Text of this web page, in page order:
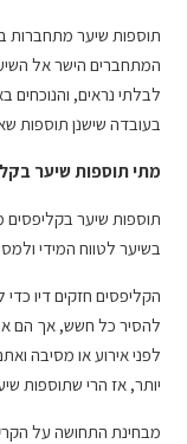
תוספות שיער מתחברות
המתחברים הישר אל
לבלתי נראים, והנוכחים
בעובדה שישנן תוספות
מתי תוספות שיער
תוספות שיער
בשיער לטווח המידי
הקליפסים חזקים דיו כדי
להסיר כל חשש, אך הם
לפני אירוע או מסיבה
יותר, אז הרי שתוספות
מבחינת התחושה על